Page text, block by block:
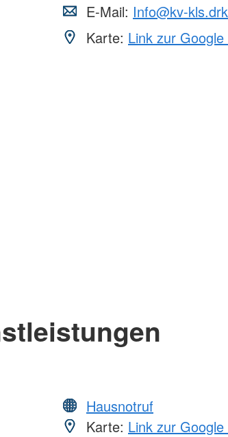
E-Mail: Info@kv-
Karte: Link zur
Hausnotruf
Karte: Link zur